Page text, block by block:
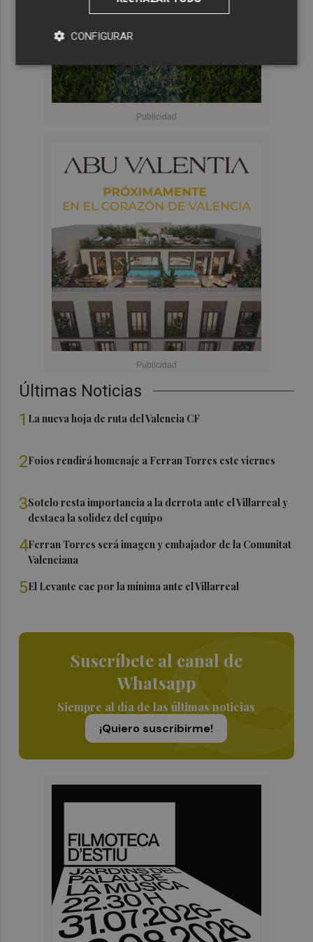
Últimas Noticias
1 La nueva hoja de ruta del Valencia CF
2Foios rendirá homenaje a Ferran Torres este viernes
3Sotelo resta importancia a la derrota ante el Villarreal y
destaca la solidez del equipo
4Ferran Torres será imagen y embajador de la Comunitat
Valenciana
5El Levante cae por la mínima ante el Villarreal
Suscríbete al canal de
Whatsapp
Siempre al día de las últimas noticias
¡Quiero suscribirme!
CONFIGURAR